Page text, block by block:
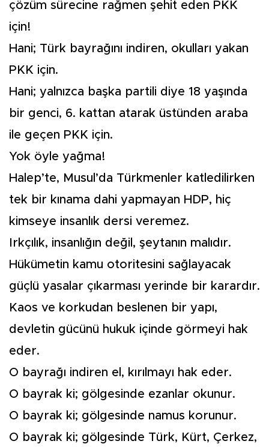
çözüm sürecine rağmen şehit eden PKK
için!
Hani; Türk bayrağını indiren, okulları yakan
PKK için.
Hani; yalnızca başka partili diye 18 yaşında
bir genci, 6. kattan atarak üstünden araba
ile geçen PKK için.
Yok öyle yağma!
Halep’te, Musul’da Türkmenler katledilirken
tek bir kınama dahi yapmayan HDP, hiç
kimseye insanlık dersi veremez.
Irkçılık, insanlığın değil, şeytanın malıdır.
Hükümetin kamu otoritesini sağlayacak
güçlü yasalar çıkarması yerinde bir karardır.
Kaos ve korkudan beslenen bir yapı,
devletin gücünü hukuk içinde görmeyi hak
eder.
O bayrağı indiren el, kırılmayı hak eder.
O bayrak ki; gölgesinde ezanlar okunur.
O bayrak ki; gölgesinde namus korunur.
O bayrak ki; gölgesinde Türk, Kürt, Çerkez,